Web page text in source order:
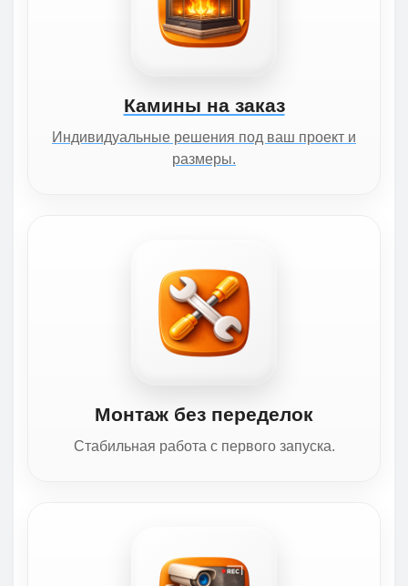
Камины на заказ
Индивидуальные решения под ваш проект и
размеры.
Монтаж без переделок
Стабильная работа с первого запуска.